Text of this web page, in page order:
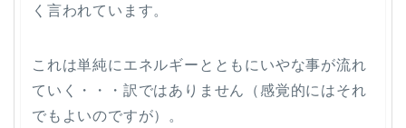
く言われています。
これは単純にエネルギーとともにいやな事が流れ
ていく・・・訳ではありません（感覚的にはそれ
でもよいのですが）。